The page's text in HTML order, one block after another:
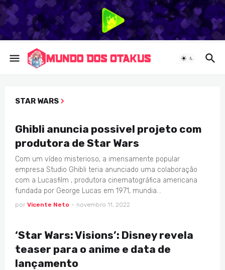
STAR WARS
Ghibli anuncia possivel projeto com
produtora de Star Wars
Com um vídeo misterioso, a imensamente popular
empresa Studio Ghibli teria anunciado uma colaboração
com a Lucasfilm , produtora cinematográfica americana
fundada por George Lucas em 1971, mundia…
por Vicente Neto - novembro 11, 2022
‘Star Wars: Visions’: Disney revela
teaser para o anime e data de
lançamento